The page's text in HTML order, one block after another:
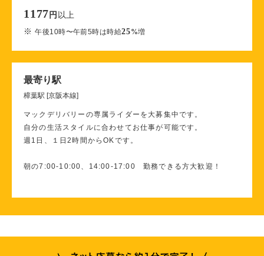
1177 円 以上
※午後10時〜午前5時は時給25%増
最寄り駅
樟葉駅 [京阪本線]
マックデリバリーの専属ライダーを大募集中です。
自分の生活スタイルに合わせてお仕事が可能です。
週1日、１日2時間からOKです。
朝の7:00-10:00、14:00-17:00 勤務できる方大歓迎！